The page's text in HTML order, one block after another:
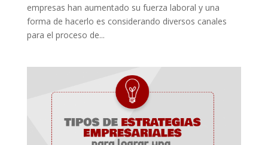
empresas han aumentado su fuerza laboral y una
forma de hacerlo es considerando diversos canales
para el proceso de...